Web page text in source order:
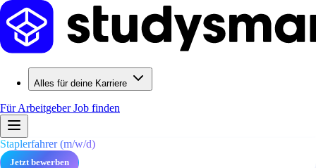
Alles für deine Karriere
Für ArbeitgeberJob finden
Staplerfahrer (m/w/d)
Jetzt bewerben